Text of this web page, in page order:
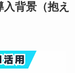
背景（抱え